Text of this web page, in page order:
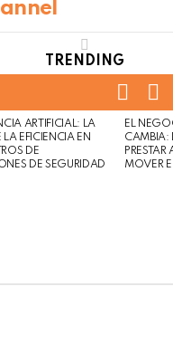
TRENDING
ARTIFICIAL: LA
LA EFICIENCIA EN
DE
DE SEGURIDAD
EL
CAMBIA:
MOVER